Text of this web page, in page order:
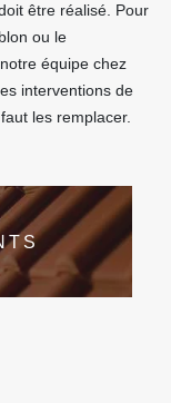
être réalisé. Pour
ou le
équipe chez
interventions de
les remplacer.